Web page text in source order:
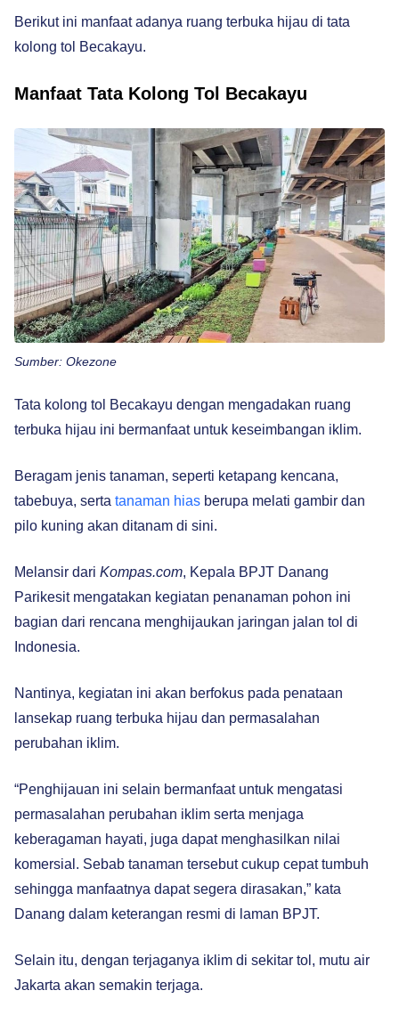
Berikut ini manfaat adanya ruang terbuka hijau di tata
kolong tol Becakayu.
Manfaat Tata Kolong Tol Becakayu
Sumber: Okezone
Tata kolong tol Becakayu dengan mengadakan ruang
terbuka hijau ini bermanfaat untuk keseimbangan iklim.
Beragam jenis tanaman, seperti ketapang kencana,
tabebuya, serta tanaman hias berupa melati gambir dan
pilo kuning akan ditanam di sini.
Melansir dari Kompas.com, Kepala BPJT Danang
Parikesit mengatakan kegiatan penanaman pohon ini
bagian dari rencana menghijaukan jaringan jalan tol di
Indonesia.
Nantinya, kegiatan ini akan berfokus pada penataan
lansekap ruang terbuka hijau dan permasalahan
perubahan iklim.
“Penghijauan ini selain bermanfaat untuk mengatasi
permasalahan perubahan iklim serta menjaga
keberagaman hayati, juga dapat menghasilkan nilai
komersial. Sebab tanaman tersebut cukup cepat tumbuh
sehingga manfaatnya dapat segera dirasakan,” kata
Danang dalam keterangan resmi di laman BPJT.
Selain itu, dengan terjaganya iklim di sekitar tol, mutu air
Jakarta akan semakin terjaga.